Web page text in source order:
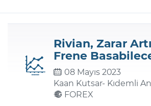
Şifreniz
Şifremi Unuttum
Rivian, Zarar
Frene
08 Mayıs 2023
Kaan Kutsar- Kıdemli
FOREX